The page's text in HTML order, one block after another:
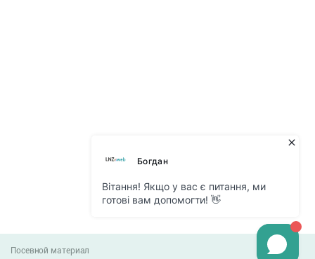
Посевной материал